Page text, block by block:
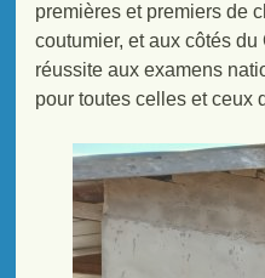
premières et premiers de
coutumier, et aux côtés
réussite aux examens
pour toutes celles et ceux